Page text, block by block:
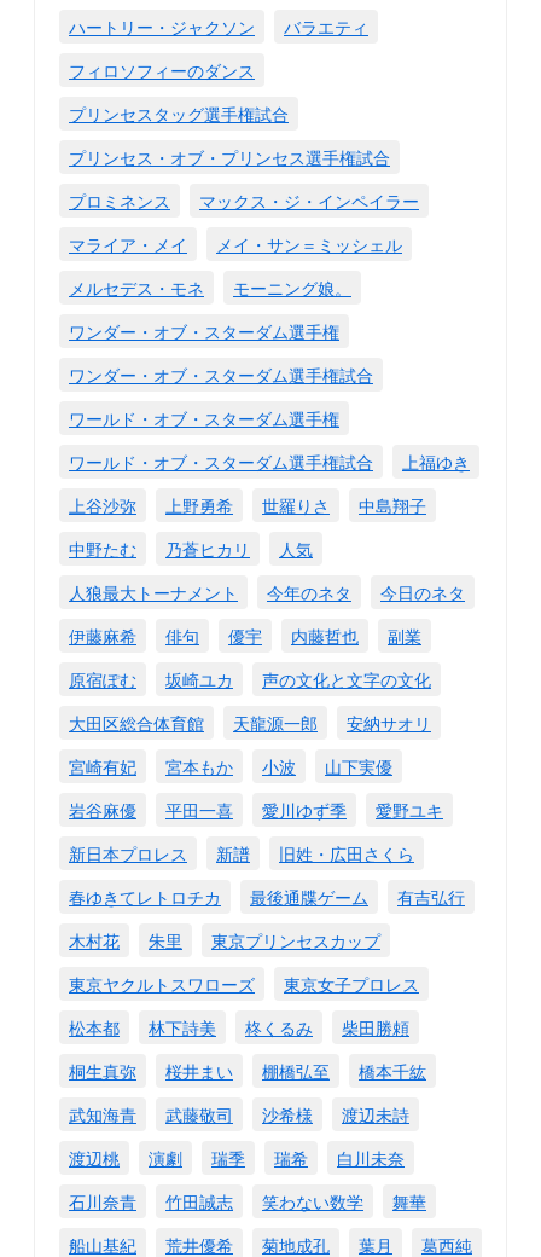
ハートリー・ジャクソン
バラエティ
フィロソフィーのダンス
プリンセスタッグ選手権試合
プリンセス・オブ・プリンセス選手権試合
プロミネンス
マックス・ジ・インペイラー
マライア・メイ
メイ・サン＝ミッシェル
メルセデス・モネ
モーニング娘。
ワンダー・オブ・スターダム選手権
ワンダー・オブ・スターダム選手権試合
ワールド・オブ・スターダム選手権
ワールド・オブ・スターダム選手権試合
上福ゆき
上谷沙弥
上野勇希 世羅りさ
中島翔子
中野たむ
乃蒼ヒカリ
人気
人狼最大トーナメント
今年のネタ
今日のネタ
伊藤麻希
俳句 優宇 内藤哲也
副業
原宿ぽむ
坂崎ユカ
声の文化と文字の文化
大田区総合体育館
天龍源一郎
安納サオリ
宮崎有妃
宮本もか 小波
山下実優
岩谷麻優
平田一喜 愛川ゆず季
愛野ユキ
新日本プロレス
新譜
旧姓・広田さくら
春ゆきてレトロチカ
最後通牒ゲーム
有吉弘行
木村花
朱里
東京プリンセスカップ
東京ヤクルトスワローズ
東京女子プロレス
松本都
林下詩美 柊くるみ
柴田勝頼
桐生真弥
桜井まい 棚橋弘至
橋本千紘
武知海青
武藤敬司 沙希様
渡辺未詩
渡辺桃
演劇 瑞季 瑞希
白川未奈
石川奈青
竹田誠志 笑わない数学
舞華
船山基紀
荒井優希 菊地成孔 葉月 葛西純